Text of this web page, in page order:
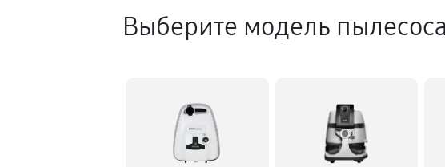
Выберите модель